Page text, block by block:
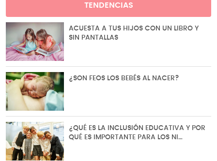
TENDENCIAS
ACUESTA A TUS HIJOS CON UN LIBRO Y
SIN PANTALLAS
¿SON FEOS LOS BEBÉS AL NACER?
¿QUÉ ES LA INCLUSIÓN EDUCATIVA Y POR
QUÉ ES IMPORTANTE PARA LOS NI…